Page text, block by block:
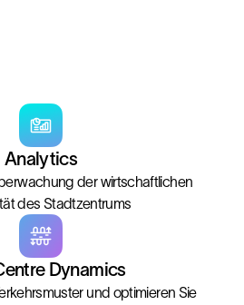
Analytics
der wirtschaftlichen
des Stadtzentrums
Dynamics
und optimieren Sie